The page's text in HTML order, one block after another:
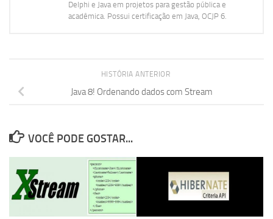
Delphi e Java em projetos para gestão pública e
acadêmica. Possui certificação em Java, OCJP 6.
HISTÓRIA ANTERIOR
Java 8! Ordenando dados com Stream
VOCÊ PODE GOSTAR...